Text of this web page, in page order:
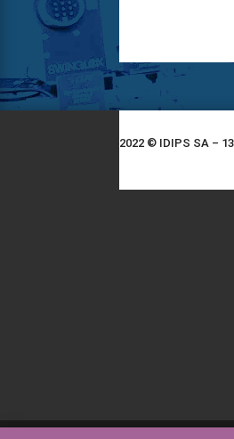
2022 © IDIPS SA –